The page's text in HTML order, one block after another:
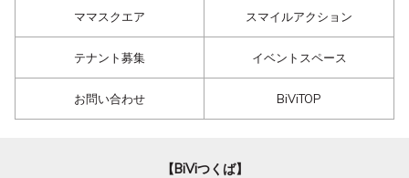
ママスクエア スマイルアクション
テナント募集 イベントスペース
お問い合わせ BiViTOP
【BiViつくば】